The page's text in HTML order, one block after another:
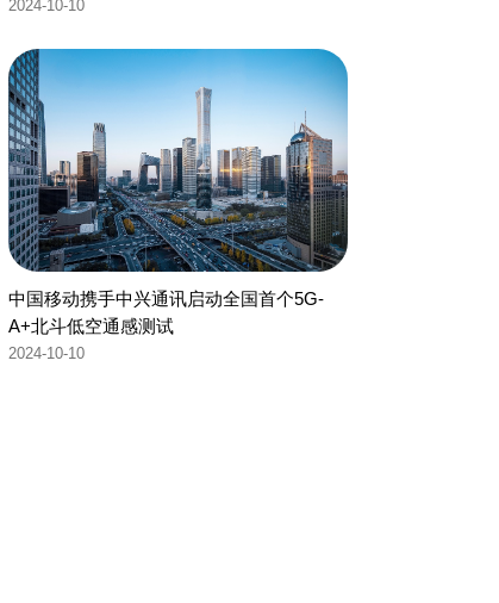
2024-10-10
中国移动携手中兴通讯启动全国首个5G-
A+北斗低空通感测试
2024-10-10